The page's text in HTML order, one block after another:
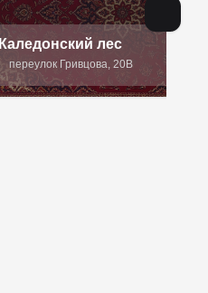
Каледонский лес
переулок Гривцова, 20В